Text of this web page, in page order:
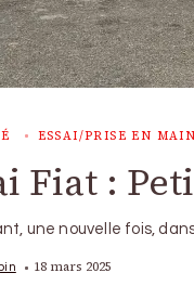
ESSAI/PRISE EN MAIN
Fiat :
une nouvelle fois,
18 mars 2025